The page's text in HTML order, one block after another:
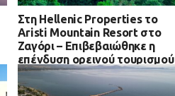
Στη Hellenic Properties το
Aristi Mountain Resort στο
Ζαγόρι – Επιβεβαιώθηκε η
επένδυση ορεινού τουρισμού
στην Ήπειρο